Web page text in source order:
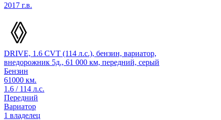
2017 г.в.
DRIVE, 1.6 CVT (114 л.с.), бензин, вариатор,
внедорожник 5д., 61 000 км, передний, серый
Бензин
61000 км.
1.6 / 114 л.с.
Передний
Вариатор
1 владелец